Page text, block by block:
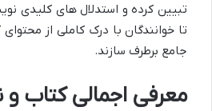
تبیین کرده و استدلال های کلیدی
تا خوانندگان با درک کاملی از
جامع برطرف سازند.
معرفی اجمالی کتاب و